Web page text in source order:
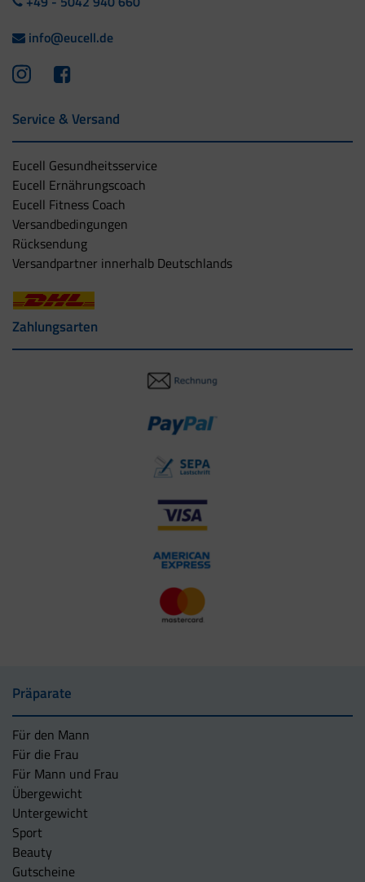
info@eucell.de
Service & Versand
Eucell Gesundheitsservice
Eucell Ernährungscoach
Eucell Fitness Coach
Versandbedingungen
Rücksendung
Versandpartner innerhalb Deutschlands
Zahlungsarten
Präparate
Für den Mann
Für die Frau
Für Mann und Frau
Übergewicht
Untergewicht
Sport
Beauty
Gutscheine